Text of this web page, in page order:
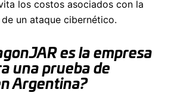
los costos asociados con la
un ataque cibernético.
es la empresa
una prueba de
Argentina?